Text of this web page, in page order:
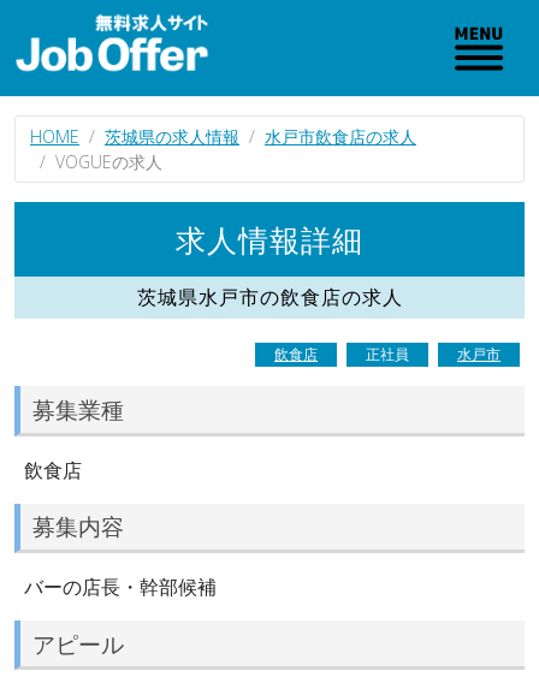
HOME 茨城県の求人情報
水戸市飲食店の求人
VOGUEの求人
求人情報詳細
茨城県水戸市の飲食店の求人
飲食店 正社員 水戸市
募集業種
飲食店
募集内容
バーの店長・幹部候補
アピール